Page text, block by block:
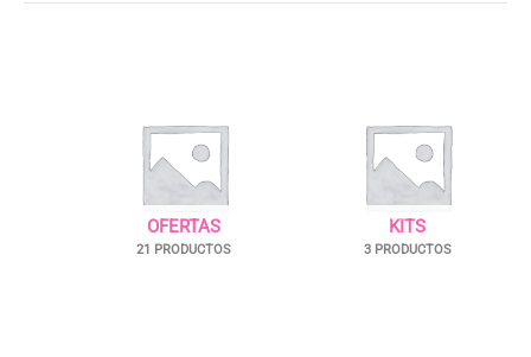
OFERTAS
21 PRODUCTOS
KITS
3 PRODUCTOS